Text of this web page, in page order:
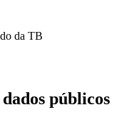
da TB
públicos